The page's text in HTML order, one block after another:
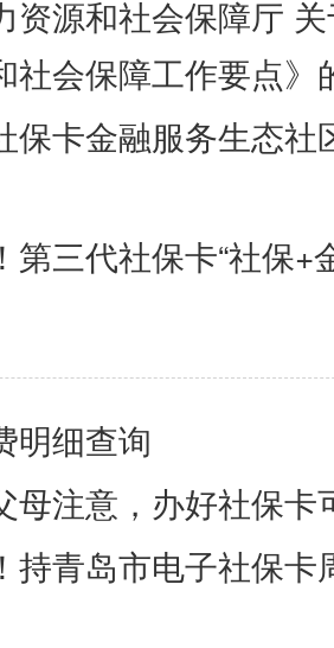
会保障厅 关于印发《2026年全省
社会保障工作要点》
保卡金融服务生态社
第三代社保卡“社保+
明细查询
母注意，办好社保卡
持青岛市电子社保卡